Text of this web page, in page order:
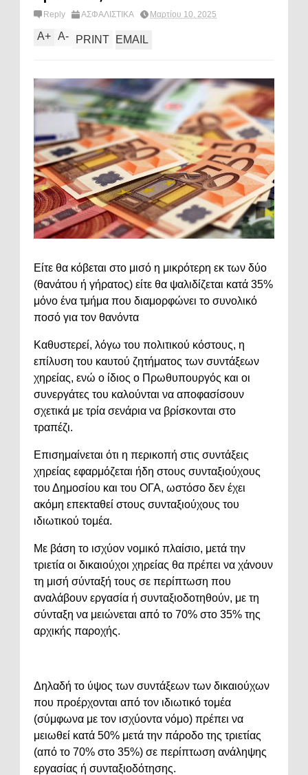
Reply ΑΣΦΑΛΙΣΤΙΚΑ Μαρτίου 10, 2025
A+ A- PRINT EMAIL
Είτε θα κόβεται στο μισό η μικρότερη εκ των δύο
(θανάτου ή γήρατος) είτε θα ψαλιδίζεται κατά 35%
μόνο ένα τμήμα που διαμορφώνει το συνολικό
ποσό για τον θανόντα
Καθυστερεί, λόγω του πολιτικού κόστους, η
επίλυση του καυτού ζητήματος των συντάξεων
χηρείας, ενώ ο ίδιος ο Πρωθυπουργός και οι
συνεργάτες του καλούνται να αποφασίσουν
σχετικά με τρία σενάρια να βρίσκονται στο
τραπέζι.
Επισημαίνεται ότι η περικοπή στις συντάξεις
χηρείας εφαρμόζεται ήδη στους συνταξιούχους
του Δημοσίου και του ΟΓΑ, ωστόσο δεν έχει
ακόμη επεκταθεί στους συνταξιούχους του
ιδιωτικού τομέα.
Με βάση το ισχύον νομικό πλαίσιο, μετά την
τριετία οι δικαιούχοι χηρείας θα πρέπει να χάνουν
τη μισή σύνταξή τους σε περίπτωση που
αναλάβουν εργασία ή συνταξιοδοτηθούν, με τη
σύνταξη να μειώνεται από το 70% στο 35% της
αρχικής παροχής.
Δηλαδή το ύψος των συντάξεων των δικαιούχων
που προέρχονται από τον ιδιωτικό τομέα
(σύμφωνα με τον ισχύοντα νόμο) πρέπει να
μειωθεί κατά 50% μετά την πάροδο της τριετίας
(από το 70% στο 35%) σε περίπτωση ανάληψης
εργασίας ή συνταξιοδότησης.